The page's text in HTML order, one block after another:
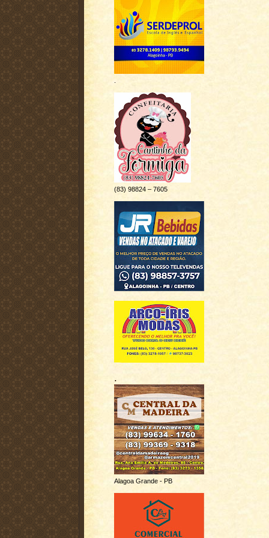
(83) 98824 – 7605
.
Alagoa Grande - PB